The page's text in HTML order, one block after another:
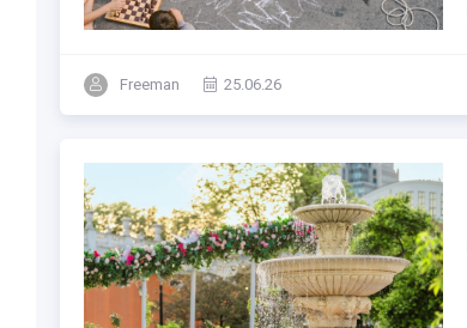
Freeman 25.06.26